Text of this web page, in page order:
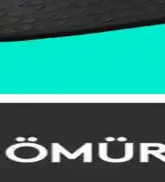
Avantajları
ofis ve ev
Pil Ömürlü